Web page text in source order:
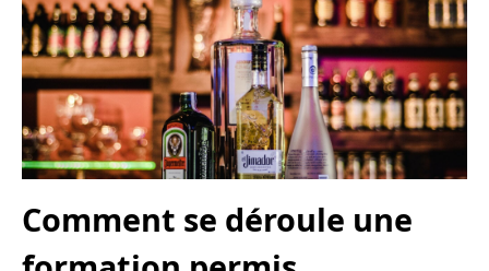
Comment se déroule une